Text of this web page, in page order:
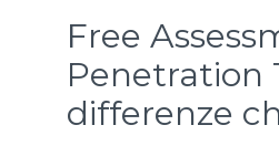
Free
Penetration
differenze